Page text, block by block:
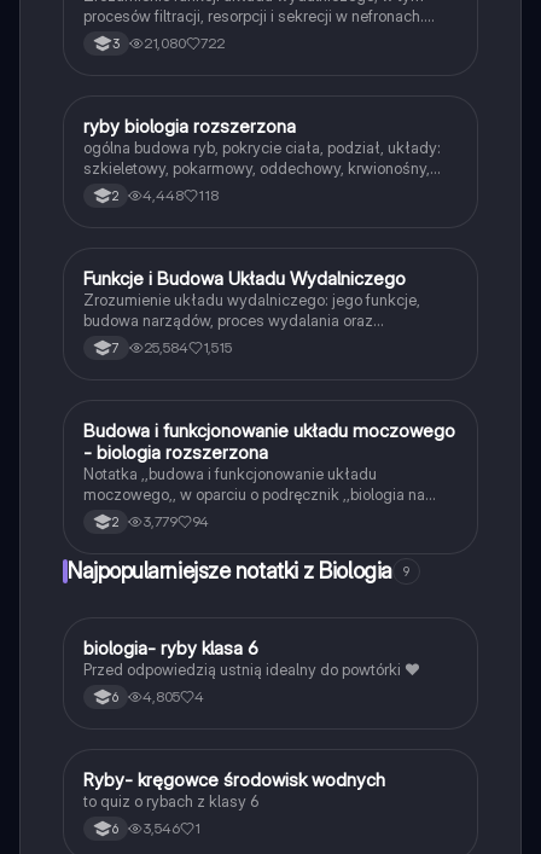
procesów filtracji, resorpcji i sekrecji w nefronach.
Notatka obejmuje szczegóły dotyczące powstawania
moczu, roli hormonów oraz mechanizmów
medycyny.
3 21,080 722
Biologia
ryby biologia rozszerzona
ogólna budowa ryb, pokrycie ciała, podział, układy:
szkieletowy, pokarmowy, oddechowy, krwionośny,
nerwowy, wydalniczy, osmoregulacja, pęcherz
pławny, rozmnażanie i rozwój
2 4,448 118
Biologia
Funkcje i Budowa Układu Wydalniczego
Zrozumienie układu wydalniczego: jego funkcje,
budowa narządów, proces wydalania oraz
najczęstsze choroby. Dowiedz się, jak dbać o zdrowie
nerek i jakie są drogi wydalania substancji. Idealne
7 25,584 1,515
Biologia
Budowa i funkcjonowanie układu moczowego
- biologia rozszerzona
Notatka ,,budowa i funkcjonowanie układu
moczowego,, w oparciu o podręcznik ,,biologia na
czasie 3 - zakres rozszerzony,,
2 3,779 94
Najpopularniejsze notatki z Biologia 9
BBiologia
biologia- ryby klasa 6
Przed odpowiedzią ustnią idealny do powtórki ❤️
6 4,805 4
RBiologia
Ryby- kręgowce środowisk wodnych
to quiz o rybach z klasy 6
6 3,546 1